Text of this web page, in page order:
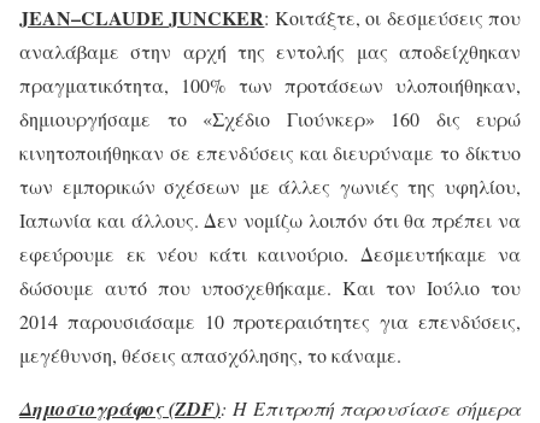
JEAN–CLAUDE JUNCKER: Κοιτάξτε, οι δεσμεύσεις που
αναλάβαμε στην αρχή της εντολής μας αποδείχθηκαν
πραγματικότητα, 100% των προτάσεων υλοποιήθηκαν,
δημιουργήσαμε το «Σχέδιο Γιούνκερ» 160 δις ευρώ
κινητοποιήθηκαν σε επενδύσεις και διευρύναμε το δίκτυο
των εμπορικών σχέσεων με άλλες γωνιές της υφηλίου,
Ιαπωνία και άλλους. Δεν νομίζω λοιπόν ότι θα πρέπει να
εφεύρουμε εκ νέου κάτι καινούριο. Δεσμευτήκαμε να
δώσουμε αυτό που υποσχεθήκαμε. Και τον Ιούλιο του
2014 παρουσιάσαμε 10 προτεραιότητες για επενδύσεις,
μεγέθυνση, θέσεις απασχόλησης, το κάναμε.
Δημοσιογράφος (ZDF): Η Επιτροπή παρουσίασε σήμερα